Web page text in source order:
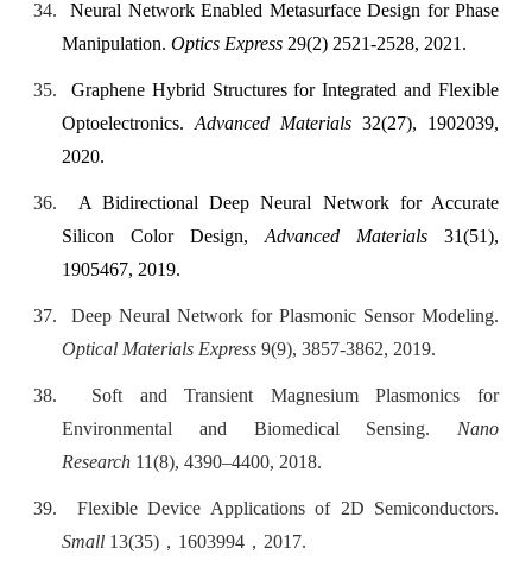
34.
Neural Network Enabled Metasurface Design for Phase
Manipulation. Optics Express 29(2) 2521-2528, 2021.
35.
Graphene Hybrid Structures for Integrated and Flexible
Optoelectronics. Advanced Materials 32(27), 1902039,
2020.
36.
A Bidirectional Deep Neural Network for Accurate
Silicon Color Design, Advanced Materials 31(51),
1905467, 2019.
37.
Deep Neural Network for Plasmonic Sensor Modeling.
Optical Materials Express 9(9), 3857-3862, 2019.
38.
Soft and Transient Magnesium Plasmonics for
Environmental and Biomedical Sensing. Nano
Research 11(8), 4390–4400, 2018.
39.
Flexible Device Applications of 2D Semiconductors.
Small 13(35) ， 1603994 ， 2017.